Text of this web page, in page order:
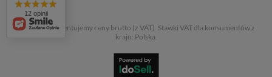
W sklepie prezentujemy ceny brutto (z VAT). Stawki VAT dla konsumentów z
kraju: Polska.
12 opinii